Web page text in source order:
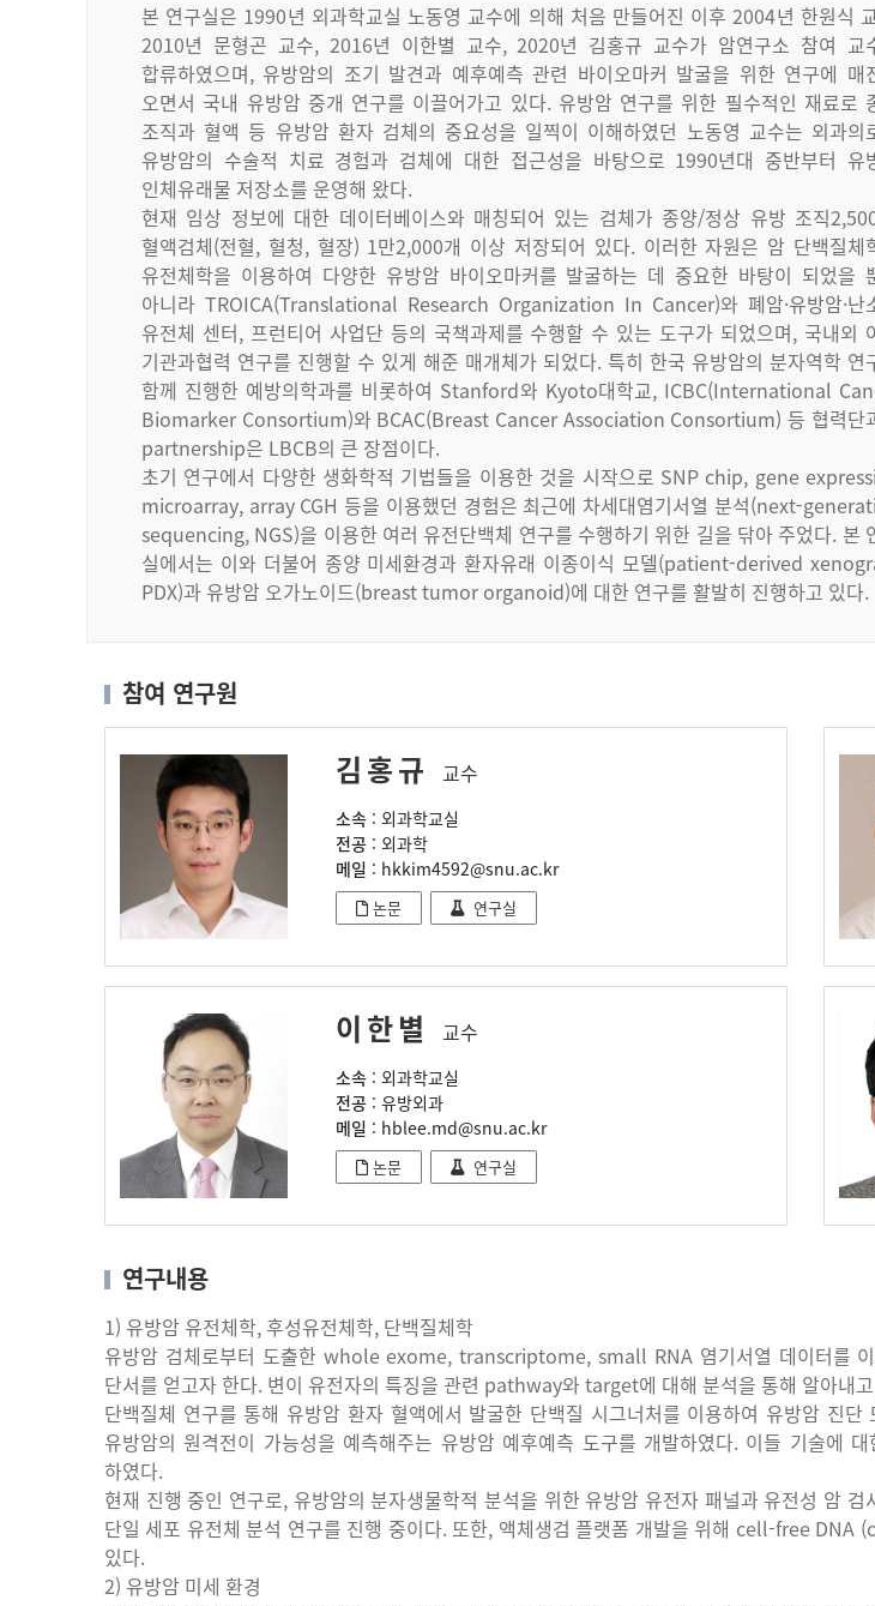
본 연구실은 1990년 외과학교실 노동영 교수에 의해 처음 만들어진 이후 2004년 한원식
2010년 문형곤 교수, 2016년 이한별 교수, 2020년 김홍규 교수가 암연구소 참여 교
합류하였으며, 유방암의 조기 발견과 예후예측 관련 바이오마커 발굴을 위한 연구에 매
오면서 국내 유방암 중개 연구를 이끌어가고 있다. 유방암 연구를 위한 필수적인 재료로
조직과 혈액 등 유방암 환자 검체의 중요성을 일찍이 이해하였던 노동영 교수는 외과의
유방암의 수술적 치료 경험과 검체에 대한 접근성을 바탕으로 1990년대 중반부터 유
인체유래물 저장소를 운영해 왔다.
현재 임상 정보에 대한 데이터베이스와 매칭되어 있는 검체가 종양/정상 유방 조직
혈액검체(전혈, 혈청, 혈장) 1만2,000개 이상 저장되어 있다. 이러한 자원은 암 단백질체
유전체학을 이용하여 다양한 유방암 바이오마커를 발굴하는 데 중요한 바탕이 되었을
아니라 TROICA(Translational Research Organization In Cancer)와 폐암·유방암·난
유전체 센터, 프런티어 사업단 등의 국책과제를 수행할 수 있는 도구가 되었으며, 국내외
기관과협력 연구를 진행할 수 있게 해준 매개체가 되었다. 특히 한국 유방암의 분자역학 연
함께 진행한 예방의학과를 비롯하여 Stanford와 Kyoto대학교, ICBC(International
Biomarker Consortium)와 BCAC(Breast Cancer Association Consortium) 등 협력단
partnership은 LBCB의 큰 장점이다.
초기 연구에서 다양한 생화학적 기법들을 이용한 것을 시작으로 SNP chip, gene
microarray, array CGH 등을 이용했던 경험은 최근에 차세대염기서열 분석(next-
sequencing, NGS)을 이용한 여러 유전단백체 연구를 수행하기 위한 길을 닦아 주었다. 본
실에서는 이와 더불어 종양 미세환경과 환자유래 이종이식 모델(patient-derived
PDX)과 유방암 오가노이드(breast tumor organoid)에 대한 연구를 활발히 진행하고 있다.
참여 연구원
김홍규 교수
소속 : 외과학교실
전공 : 외과학
메일 : hkkim4592@snu.ac.kr
논문 연구실
이한별 교수
소속 : 외과학교실
전공 : 유방외과
메일 : hblee.md@snu.ac.kr
논문 연구실
연구내용
1) 유방암 유전체학, 후성유전체학, 단백질체학
유방암 검체로부터 도출한 whole exome, transcriptome, small RNA 염기서열 데이터를
단서를 얻고자 한다. 변이 유전자의 특징을 관련 pathway와 target에 대해 분석을 통해 알아내고
단백질체 연구를 통해 유방암 환자 혈액에서 발굴한 단백질 시그너처를 이용하여 유방암 진단
유방암의 원격전이 가능성을 예측해주는 유방암 예후예측 도구를 개발하였다. 이들 기술에 대
하였다.
현재 진행 중인 연구로, 유방암의 분자생물학적 분석을 위한 유방암 유전자 패널과 유전성 암 검
단일 세포 유전체 분석 연구를 진행 중이다. 또한, 액체생검 플랫폼 개발을 위해 cell-free DNA
있다.
2) 유방암 미세 환경